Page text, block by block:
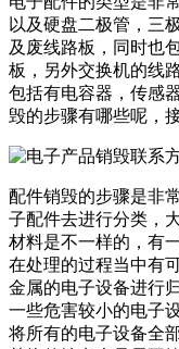
以及硬盘二极管，三
及废线路板，同时也
板，另外交换机的线
包括有电容器，传感
毁的步骤有哪些呢，
配件销毁的步骤是非
子配件去进行分类，
材料是不一样的，有
在处理的过程当中有
金属的电子设备进行
一些危害较小的电子
将所有的电子设备全